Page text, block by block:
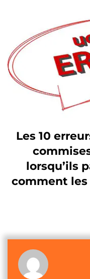
Les 10
lorsqu’ils
comment les